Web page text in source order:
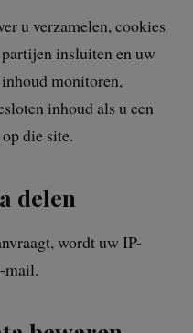
u verzamelen, cookies
insluiten en uw
monitoren,
inhoud als u een
die site.
delen
wordt uw IP-
mail.